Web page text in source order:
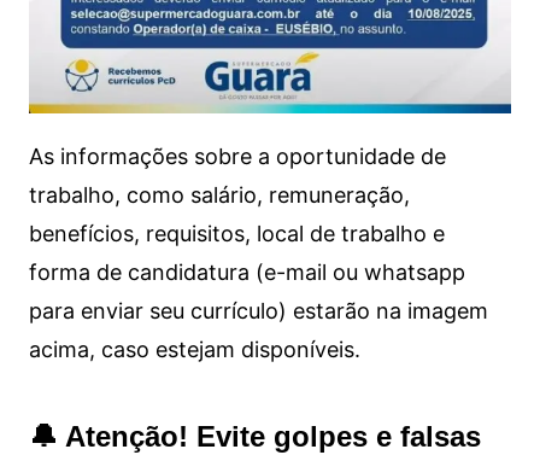
As informações sobre a oportunidade de
trabalho, como salário, remuneração,
benefícios, requisitos, local de trabalho e
forma de candidatura (e-mail ou whatsapp
para enviar seu currículo) estarão na imagem
acima, caso estejam disponíveis.
🔔 Atenção! Evite golpes e falsas